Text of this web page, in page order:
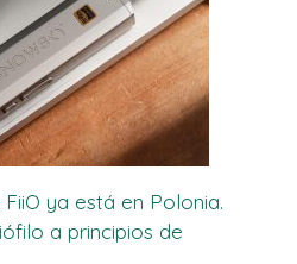
ya está en Polonia.
a principios de